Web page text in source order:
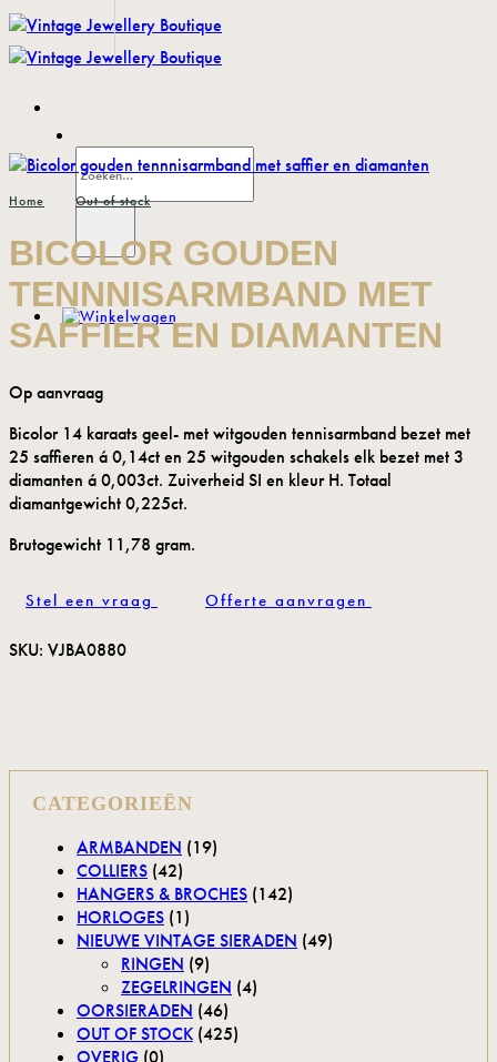
Ga
naar
inhoud
Zoeken
naar:
Home Out of stock
BICOLOR GOUDEN
TENNNISARMBAND MET
SAFFIER EN DIAMANTEN
Bicolor 14 karaats geel- met witgouden tennisarmband bezet met
25 saffieren á 0,14ct en 25 witgouden schakels elk bezet met 3
diamanten á 0,003ct. Zuiverheid SI en kleur H. Totaal
diamantgewicht 0,225ct.
Brutogewicht 11,78 gram.
Stel een vraag Offerte aanvragen
SKU: VJBA0880
CATEGORIEËN
ARMBANDEN (19)
COLLIERS (42)
HANGERS & BROCHES (142)
HORLOGES (1)
NIEUWE VINTAGE SIERADEN (49)
RINGEN (9)
ZEGELRINGEN (4)
OORSIERADEN (46)
OUT OF STOCK (425)
OVERIG (0)